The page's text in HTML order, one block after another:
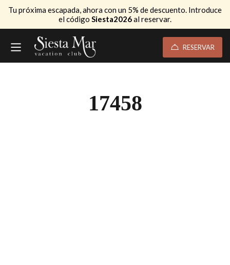
Tu próxima escapada, ahora con un 5% de descuento. Introduce
el código Siesta2026al reservar.
RESERVAR
17458